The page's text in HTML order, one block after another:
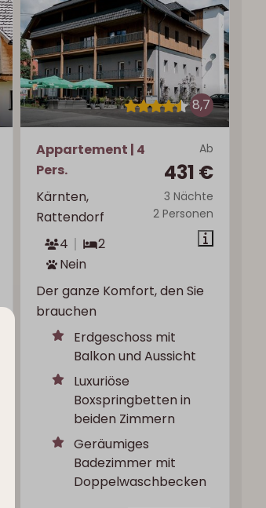
8,7
Ab
431 €
3 Nächte
2 Personen
Appartement | 4
Pers.
Kärnten,
Rattendorf
4
2
Nein
Der ganze Komfort, den Sie
brauchen
Erdgeschoss mit
Balkon und Aussicht
Luxuriöse
Boxspringbetten in
beiden Zimmern
Geräumiges
Badezimmer mit
Doppelwaschbecken